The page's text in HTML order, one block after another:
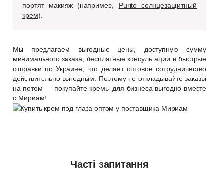
портят макияж (например, Purito солнцезащитный
крем).
Мы предлагаем выгодные цены, доступную сумму
минимального заказа, бесплатные консультации и быстрые
отправки по Украине, что делает оптовое сотрудничество
действительно выгодным. Поэтому не откладывайте заказы
на потом — покупайте кремы для бизнеса выгодно вместе
с Мириам!
Часті запитання